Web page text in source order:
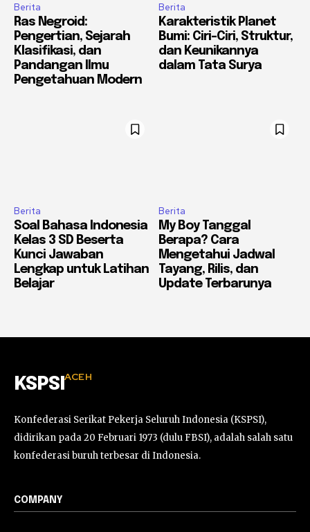
Berita
Ras Negroid:
Pengertian, Sejarah
Klasifikasi, dan
Pandangan Ilmu
Pengetahuan Modern
Berita
Karakteristik Planet
Bumi: Ciri-Ciri, Struktur,
dan Keunikannya
dalam Tata Surya
Berita
Soal Bahasa Indonesia
Kelas 3 SD Beserta
Kunci Jawaban
Lengkap untuk Latihan
Belajar
Berita
My Boy Tanggal
Berapa? Cara
Mengetahui Jadwal
Tayang, Rilis, dan
Update Terbarunya
KSPSIACEH
Konfederasi Serikat Pekerja Seluruh Indonesia (KSPSI),
didirikan pada 20 Februari 1973 (dulu FBSI), adalah salah satu
konfederasi buruh terbesar di Indonesia.
COMPANY